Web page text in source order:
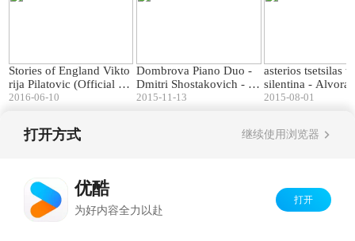
Stories of England Vikto
rija Pilatovic (Official M
usic Video)
2016-06-10
Dombrova Piano Duo -
Dmitri Shostakovich - C
oncertino for Two Piano
2015-11-13
asterios tsetsilas
silentina - Alvorada @ H
alf Note Jazz Bar
2015-08-01
打开方式 继续使用浏览器
优酷
为好内容全力以赴
打开